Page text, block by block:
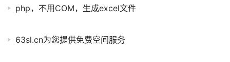
php，不用COM，生成excel文件
63sl.cn为您提供免费空间服务